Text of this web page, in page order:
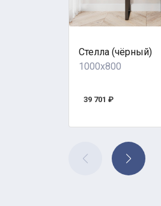
Стелла (чёрный)
1000x800
39 701 ₽